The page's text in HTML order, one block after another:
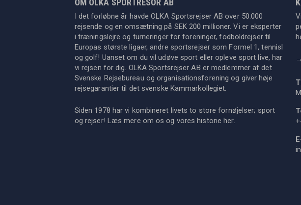
OM OLKA SPORTRESOR AB
I det forløbne år havde OLKA Sportsrejser AB over 50.000
rejsende og en omsætning på SEK 200 millioner. Vi er eksperter
i træningslejre og turneringer for foreninger, fodboldrejser til
Europas største ligaer, andre sportsrejser som Formel 1, tennisl
og golf! Uanset om du vil udøve sport eller opleve sport live, har
vi rejsen for dig. OLKA Sportsrejser AB er medlemmer af det
Svenske Rejsebureau og organisationsforening og giver høje
rejsegarantier til det svenske Kammarkollegiet.
Siden 1978 har vi kombineret livets to store fornøjelser; sport
og rejser! Læs mere om os og vores historieher.
→